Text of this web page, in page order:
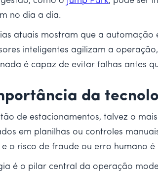
no dia a dia.
atuais mostram que a
inteligentes agilizam a
é capaz de evitar falhas antes
da
de estacionamentos, talvez o
em planilhas ou controles
o risco de fraude ou erro humano é
é o pilar central da operação